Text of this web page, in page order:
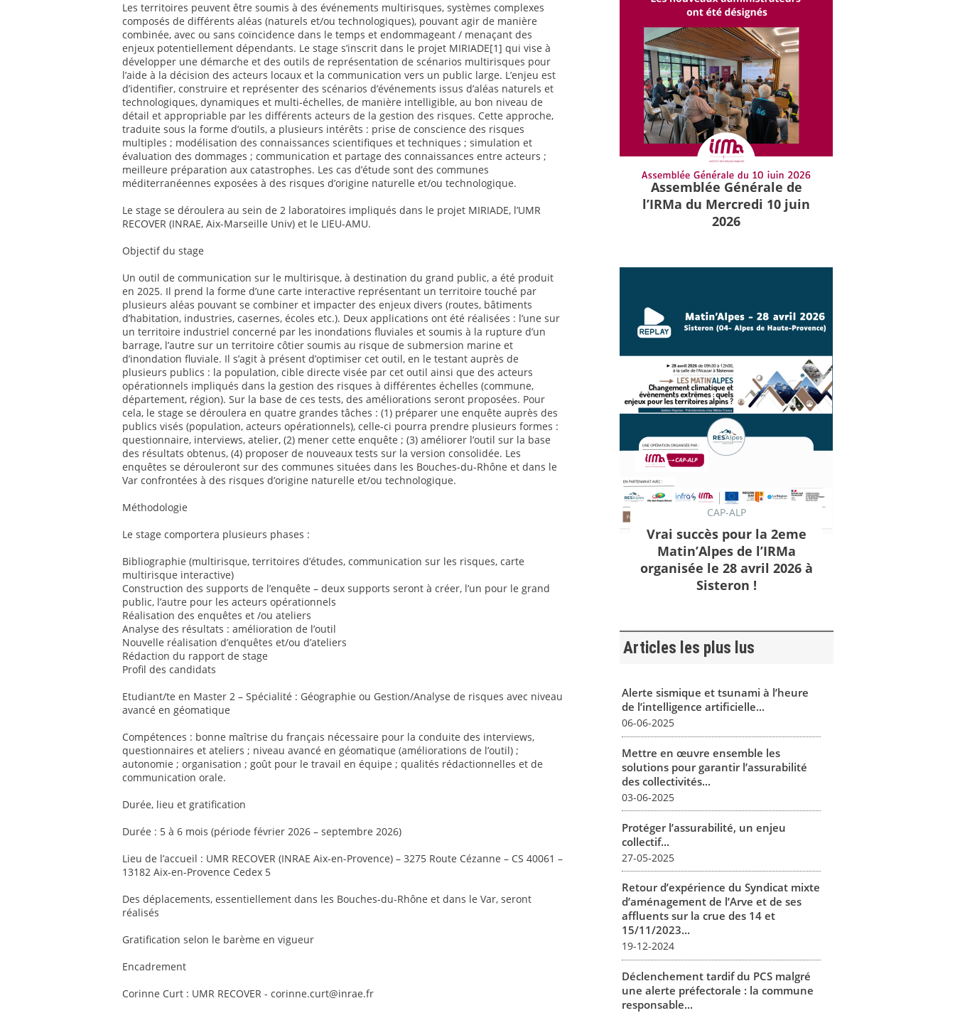
Les territoires peuvent être soumis à des événements multirisques, systèmes complexes
composés de différents aléas (naturels et/ou technologiques), pouvant agir de manière
combinée, avec ou sans coïncidence dans le temps et endommageant / menaçant des
enjeux potentiellement dépendants. Le stage s’inscrit dans le projet MIRIADE[1] qui vise à
développer une démarche et des outils de représentation de scénarios multirisques pour
l’aide à la décision des acteurs locaux et la communication vers un public large. L’enjeu est
d’identifier, construire et représenter des scénarios d’événements issus d’aléas naturels et
technologiques, dynamiques et multi-échelles, de manière intelligible, au bon niveau de
détail et appropriable par les différents acteurs de la gestion des risques. Cette approche,
traduite sous la forme d’outils, a plusieurs intérêts : prise de conscience des risques
multiples ; modélisation des connaissances scientifiques et techniques ; simulation et
évaluation des dommages ; communication et partage des connaissances entre acteurs ;
meilleure préparation aux catastrophes. Les cas d’étude sont des communes
méditerranéennes exposées à des risques d’origine naturelle et/ou technologique.
Le stage se déroulera au sein de 2 laboratoires impliqués dans le projet MIRIADE, l’UMR
RECOVER (INRAE, Aix-Marseille Univ) et le LIEU-AMU.
Objectif du stage
Un outil de communication sur le multirisque, à destination du grand public, a été produit
en 2025. Il prend la forme d’une carte interactive représentant un territoire touché par
plusieurs aléas pouvant se combiner et impacter des enjeux divers (routes, bâtiments
d’habitation, industries, casernes, écoles etc.). Deux applications ont été réalisées : l’une sur
un territoire industriel concerné par les inondations fluviales et soumis à la rupture d’un
barrage, l’autre sur un territoire côtier soumis au risque de submersion marine et
d’inondation fluviale. Il s’agit à présent d’optimiser cet outil, en le testant auprès de
plusieurs publics : la population, cible directe visée par cet outil ainsi que des acteurs
opérationnels impliqués dans la gestion des risques à différentes échelles (commune,
département, région). Sur la base de ces tests, des améliorations seront proposées. Pour
cela, le stage se déroulera en quatre grandes tâches : (1) préparer une enquête auprès des
publics visés (population, acteurs opérationnels), celle-ci pourra prendre plusieurs formes :
questionnaire, interviews, atelier, (2) mener cette enquête ; (3) améliorer l’outil sur la base
des résultats obtenus, (4) proposer de nouveaux tests sur la version consolidée. Les
enquêtes se dérouleront sur des communes situées dans les Bouches-du-Rhône et dans le
Var confrontées à des risques d’origine naturelle et/ou technologique.
Méthodologie
Le stage comportera plusieurs phases :
Bibliographie (multirisque, territoires d’études, communication sur les risques, carte
multirisque interactive)
Construction des supports de l’enquête – deux supports seront à créer, l’un pour le grand
public, l’autre pour les acteurs opérationnels
Réalisation des enquêtes et /ou ateliers
Analyse des résultats : amélioration de l’outil
Nouvelle réalisation d’enquêtes et/ou d’ateliers
Rédaction du rapport de stage
Profil des candidats
Etudiant/te en Master 2 – Spécialité : Géographie ou Gestion/Analyse de risques avec niveau
avancé en géomatique
Compétences : bonne maîtrise du français nécessaire pour la conduite des interviews,
questionnaires et ateliers ; niveau avancé en géomatique (améliorations de l’outil) ;
autonomie ; organisation ; goût pour le travail en équipe ; qualités rédactionnelles et de
communication orale.
Durée, lieu et gratification
Durée : 5 à 6 mois (période février 2026 – septembre 2026)
Lieu de l’accueil : UMR RECOVER (INRAE Aix-en-Provence) – 3275 Route Cézanne – CS 40061 –
13182 Aix-en-Provence Cedex 5
Des déplacements, essentiellement dans les Bouches-du-Rhône et dans le Var, seront
réalisés
Gratification selon le barème en vigueur
Encadrement
Corinne Curt : UMR RECOVER - corinne.curt@inrae.fr
Assemblée Générale de
l’IRMa du Mercredi 10 juin
2026
CAP-ALP
Vrai succès pour la 2eme
Matin’Alpes de l’IRMa
organisée le 28 avril 2026 à
Sisteron !
Articles les plus lus
Alerte sismique et tsunami à l’heure
de l’intelligence artificielle...
06-06-2025
Mettre en œuvre ensemble les
solutions pour garantir l’assurabilité
des collectivités...
03-06-2025
Protéger l’assurabilité, un enjeu
collectif...
27-05-2025
Retour d’expérience du Syndicat mixte
d’aménagement de l’Arve et de ses
affluents sur la crue des 14 et
15/11/2023...
19-12-2024
Déclenchement tardif du PCS malgré
une alerte préfectorale : la commune
responsable...